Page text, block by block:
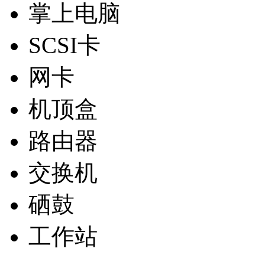
掌上电脑
SCSI卡
网卡
机顶盒
路由器
交换机
硒鼓
工作站